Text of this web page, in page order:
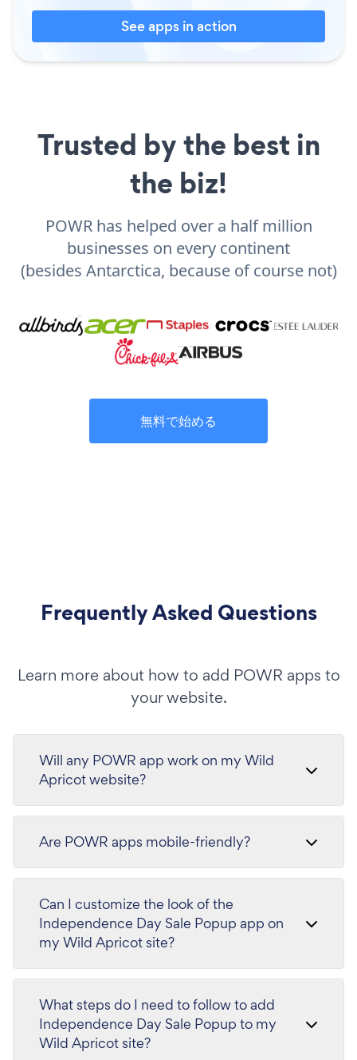
See apps in action
Trusted by the best in
the biz!
POWR has helped over a half million
businesses on every continent
(besides Antarctica, because of course not)
無料で始める
Frequently Asked Questions
Learn more about how to add POWR apps to
your website.
Will any POWR app work on my Wild
Apricot website?
Are POWR apps mobile-friendly?
Can I customize the look of the
Independence Day Sale Popup app on
my Wild Apricot site?
What steps do I need to follow to add
Independence Day Sale Popup to my
Wild Apricot site?